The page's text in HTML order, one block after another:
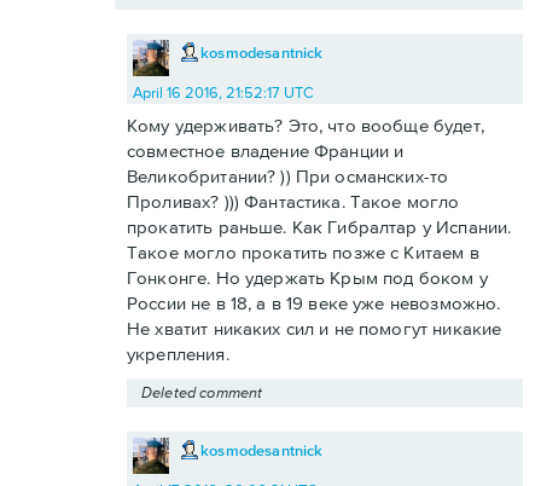
kosmodesantnick
April 16 2016, 21:52:17 UTC
Кому удерживать? Это, что вообще будет,
совместное владение Франции и
Великобритании? )) При османских-то
Проливах? ))) Фантастика. Такое могло
прокатить раньше. Как Гибралтар у Испании.
Такое могло прокатить позже с Китаем в
Гонконге. Но удержать Крым под боком у
России не в 18, а в 19 веке уже невозможно.
Не хватит никаких сил и не помогут никакие
укрепления.
Deleted comment
kosmodesantnick